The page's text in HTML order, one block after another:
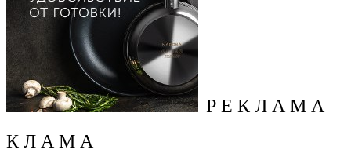
Р Е К Л А М А
К Л А М А